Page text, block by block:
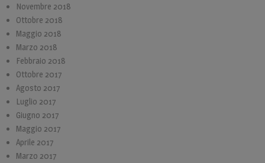
Novembre 2018
Ottobre 2018
Maggio 2018
Marzo 2018
Febbraio 2018
Ottobre 2017
Agosto 2017
Luglio 2017
Giugno 2017
Maggio 2017
Aprile 2017
Marzo 2017